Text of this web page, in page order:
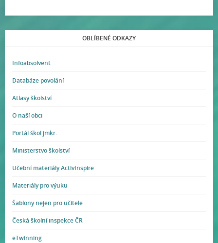
OBLÍBENÉ ODKAZY
Infoabsolvent
Databáze povolání
Atlasy školství
O naší obci
Portál škol jmkr.
Ministerstvo školství
Učební materiály ActivInspire
Materiály pro výuku
Šablony nejen pro učitele
Česká školní inspekce ČR
eTwinning